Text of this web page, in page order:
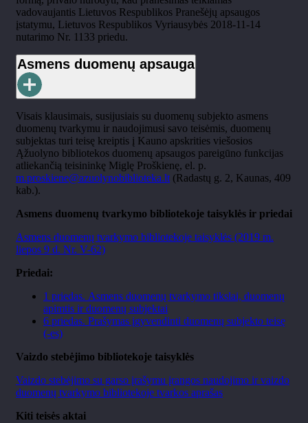
vadovaujantis Lietuvos Respublikos Pranešėjų apsaugos
įstatymu, Lietuvos Respublikos Vyriausybės 2018-11-14
nutarimo Nr. 1133 priedu.
Asmens duomenų apsauga
Visais klausimais, susijusiais su duomenų subjekto asmens
duomenų tvarkymu ir naudojimusi savo teisėmis, duomenų
subjektas turi teisę kreiptis į Kauno apskrities viešosios
Ąžuolyno bibliotekos duomenų apsaugos pareigūno funkcijas
atliekančią teisininkę Miglę Proškienę, el. p.
m.proskiene@azuolynobiblioteka.lt (Radastų g. 2, Kaunas, 409
kab.).
Asmens duomenų tvarkymo bibliotekoje taisyklės ir priedai
Asmens duomenų tvarkymo bibliotekoje taisyklės (2019 m.
liepos 9 d. Nr. V-62)
Priedai:
1 priedas. Asmens duomenų tvarkymo tikslai, duomenų
apimtis ir duomenų subjektai
6 priedas. Prašymas įgyvendinti duomenų subjekto teisę
(-es)
Vaizdo stebėjimo bibliotekoje taisyklės
Vaizdo stebėjimo su garso įrašymu įrangos naudojimo ir vaizdo
duomenų tvarkymo bibliotekoje tvarkos aprašas
Kiti teisės aktai